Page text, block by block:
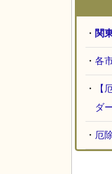
・ 関
・ 各
・
【
ダ
・ 厄